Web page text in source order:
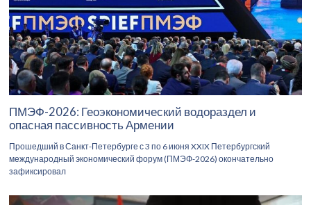
ПМЭФ-2026: Геоэкономический водораздел и
опасная пассивность Армении
Прошедший в Санкт-Петербурге с 3 по 6 июня XXIX Петербургский
международный экономический форум (ПМЭФ-2026) окончательно
зафиксировал